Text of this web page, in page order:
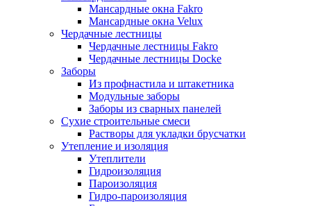
Мансардные окна Fakro
Мансардные окна Velux
Чердачные лестницы
Чердачные лестницы Fakro
Чердачные лестницы Docke
Заборы
Из профнастила и штакетника
Модульные заборы
Заборы из сварных панелей
Сухие строительные смеси
Растворы для укладки брусчатки
Утепление и изоляция
Утеплители
Гидроизоляция
Пароизоляция
Гидро-пароизоляция